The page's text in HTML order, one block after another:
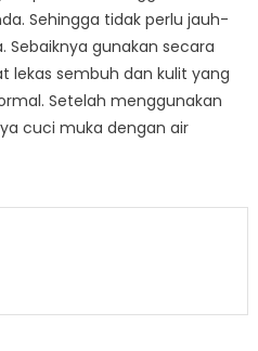
Sehingga tidak perlu jauh-
gunakan secara
lekas sembuh dan kulit yang
Setelah menggunakan
cuci muka dengan air